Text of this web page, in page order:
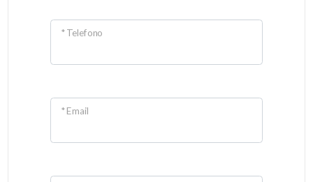
* Telefono
* Email